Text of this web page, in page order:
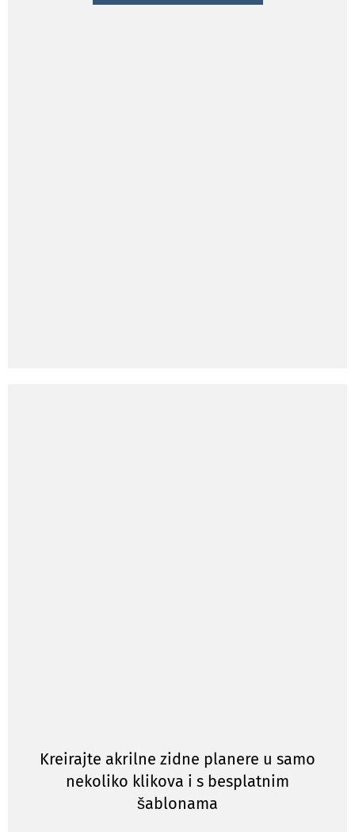
Kreirajte akrilne zidne planere u samo
nekoliko klikova i s besplatnim
šablonama